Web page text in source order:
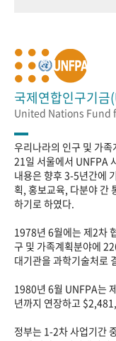
국제연합인구기금
United Nations Fund
우리나라의 인구 및 가
21일 서울에서 UNFPA
내용은 향후 3-5년간에
획, 홍보교육, 다분야 간
하기로 하였다.
1978년 6월에는 제2차
구 및 가족계획분야에
대기관을 과학기술처로
1980년 6월 UNFPA는
년까지 연장하고
정부는 1-2차 사업기간